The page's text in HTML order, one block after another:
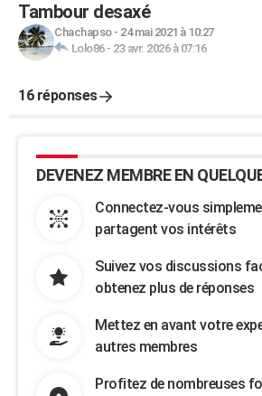
Tambour desaxé
Chachapso- 24 mai 2021 à 10:27
Lolo86- 23 avr. 2026 à 07:16
16 réponses
DEVENEZ MEMBRE EN
Connectez-vous
partagent vos intérêts
Suivez vos discussions
obtenez plus de réponses
Mettez en avant votre
autres membres
Profitez de nombreuses